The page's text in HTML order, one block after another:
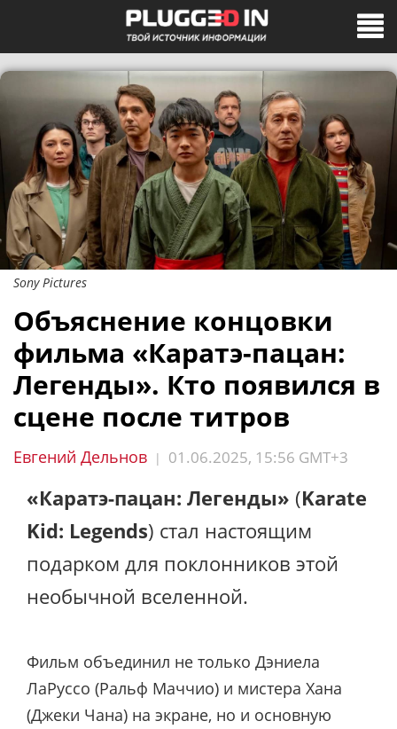
Sony Pictures
Объяснение концовки
фильма «Каратэ-пацан:
Легенды». Кто появился в
сцене после титров
Евгений Дельнов | 01.06.2025, 15:56 GMT+3
«Каратэ-пацан: Легенды» (Karate
Kid: Legends) стал настоящим
подарком для поклонников этой
необычной вселенной.
Фильм объединил не только Дэниела
ЛаРуссо (Ральф Маччио) и мистера Хана
(Джеки Чана) на экране, но и основную